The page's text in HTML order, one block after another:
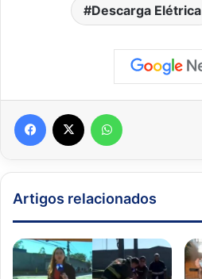
Descarga Elétrica
Facebook
Artigos relacionados